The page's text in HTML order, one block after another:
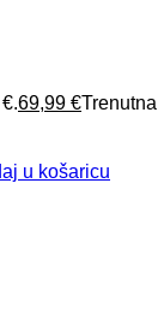
69,99 €Trenutna
u košaricu